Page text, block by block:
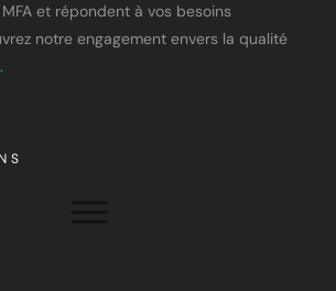
et répondent à vos besoins
notre engagement envers la qualité